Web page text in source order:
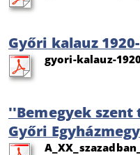
Győri kalauz
gyori-kalauz-
''Bemegyek szent
Győri